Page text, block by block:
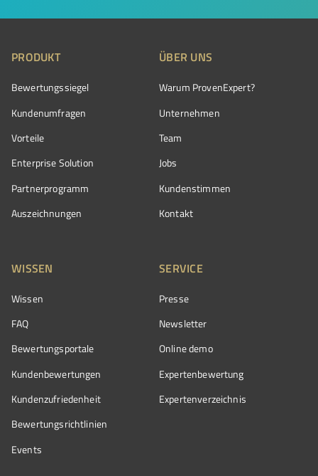
PRODUKT
Bewertungssiegel
Kundenumfragen
Vorteile
Enterprise Solution
Partnerprogramm
Auszeichnungen
ÜBER UNS
Warum ProvenExpert?
Unternehmen
Team
Jobs
Kundenstimmen
Kontakt
WISSEN
Wissen
FAQ
Bewertungsportale
Kundenbewertungen
Kundenzufriedenheit
Bewertungs­richtlinien
Events
SERVICE
Presse
Newsletter
Online demo
Expertenbewertung
Expertenverzeichnis